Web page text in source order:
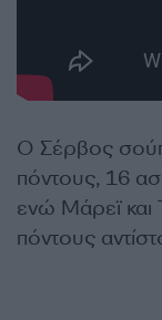
Ο Σέρβος
πόντους, 16
ενώ Μάρεϊ
πόντους